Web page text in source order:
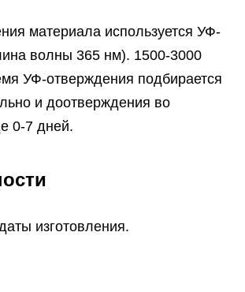
материала используется УФ-
волны 365 нм). 1500-3000
УФ-отверждения подбирается
и доотверждения во
0-7 дней.
изготовления.